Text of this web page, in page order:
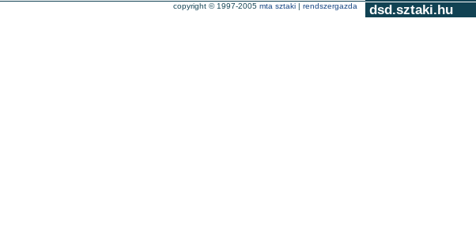
dsd.sztaki.hu
copyright © 1997-2005 mta sztaki | rendszergazda